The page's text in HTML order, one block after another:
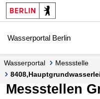
Springe zur Navigation
Springe zum Inhalt
Wasserportal Berlin
Wasserportal
Messstelle
Messstellen